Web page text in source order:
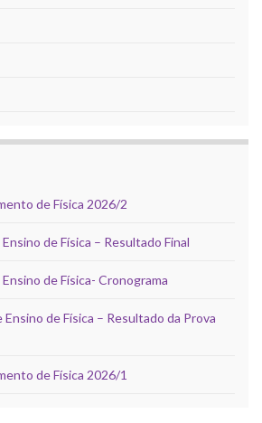
de Física 2026/2
de Física – Resultado Final
de Física- Cronograma
de Física – Resultado da Prova
de Física 2026/1